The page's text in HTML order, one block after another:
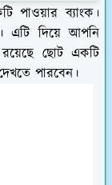
পাওয়ার ব্যাংক।
এটি দিয়ে আপনি
ছোট একটি
পারবেন।